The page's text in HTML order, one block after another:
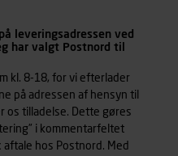
leveringsadressen ved
har valgt Postnord til
kl. 8-18, for vi efterlader
på adressen af hensyn til
os tilladelse. Dette gøres
i kommentarfeltet
hos Postnord. Med